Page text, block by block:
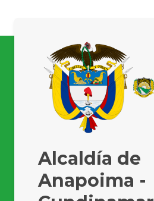
Alcaldía de
Anapoima -